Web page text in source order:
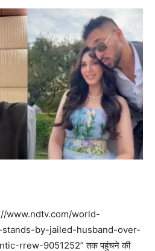
www.ndtv.com/world-
by-jailed-husband-over-
rrew-9051252” तक पहुंचने की